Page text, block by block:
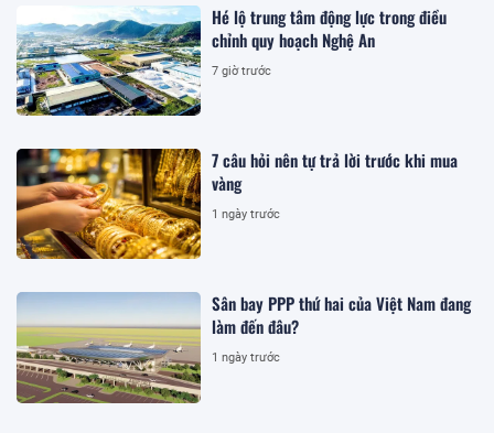
Hé lộ trung tâm động lực trong điều
chỉnh quy hoạch Nghệ An
7 giờ trước
7 câu hỏi nên tự trả lời trước khi mua
vàng
1 ngày trước
Sân bay PPP thứ hai của Việt Nam đang
làm đến đâu?
1 ngày trước